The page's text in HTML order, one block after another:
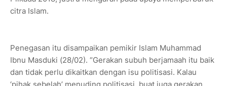
citra Islam.
Penegasan itu disampaikan pemikir Islam Muhammad
Ibnu Masduki (28/02). “Gerakan subuh berjamaah itu baik
dan tidak perlu dikaitkan dengan isu politisasi. Kalau